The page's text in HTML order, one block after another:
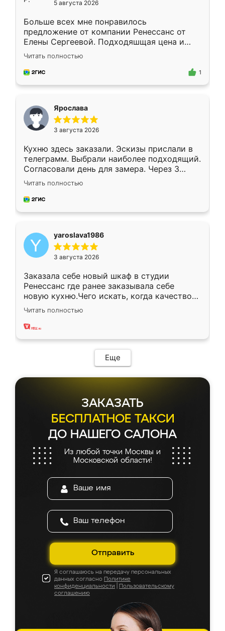
5 августа 2026
Больше всех мне понравилось
предложение от компании Ренессанс от
Елены Сергеевой. Подходяшщая цена и
короткие сроки изготовления. Приехавший
для замера сотрудник Владислав
предложил по моему эскизу самый
Читать полностью
1
Ярослава
3 августа 2026
Кухню здесь заказали. Эскизы прислали в
телеграмм. Выбрали наиболее подходящий.
Согласовали день для замера. Через 3
недели кухня была уже готова. Остались
довольны работой. Спасибо Ренессанс
мебель за качественную работу!
Читать полностью
yaroslava1986
3 августа 2026
Заказала себе новый шкаф в студии
Ренессанс где ранее заказывала себе
новую кухню.Чего искать, когда качеством
вполне довольна. Служит кухня уже почти
два года, нареканий нет.
Читать полностью
Еще
ЗАКАЗАТЬ
БЕСПЛАТНОЕ ТАКСИ
ДО НАШЕГО САЛОНА
Из любой точки Москвы и
Московской области!
Отправить
Я соглашаюсь на передачу персональных
данных согласно Политике
конфиденциальности
Пользовательскому
соглашению